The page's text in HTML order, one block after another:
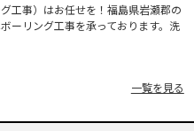
工事）はお任せを！福島県岩瀬郡の
ーリング工事を承っております。洗
一覧を見る